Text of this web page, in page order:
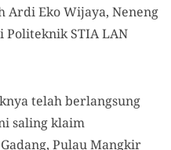
Ardi Eko Wijaya, Neneng
Politeknik STIA LAN
telah berlangsung
saling klaim
Pulau Mangkir